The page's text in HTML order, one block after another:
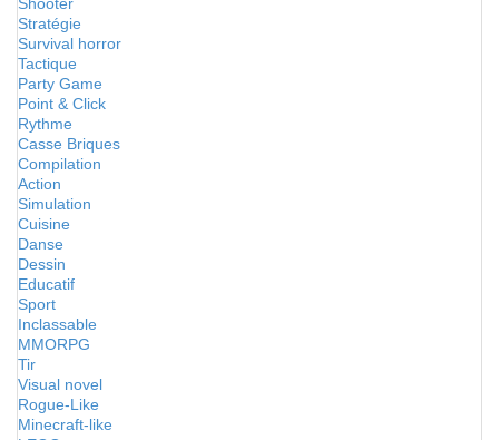
Stratégie
Survival horror
Tactique
Party Game
Point & Click
Rythme
Casse Briques
Compilation
Action
Simulation
Cuisine
Danse
Dessin
Educatif
Sport
Inclassable
MMORPG
Tir
Visual novel
Rogue-Like
Minecraft-like